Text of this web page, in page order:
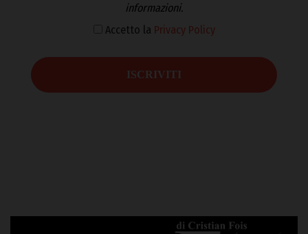
informazioni.
Accetto la Privacy Policy